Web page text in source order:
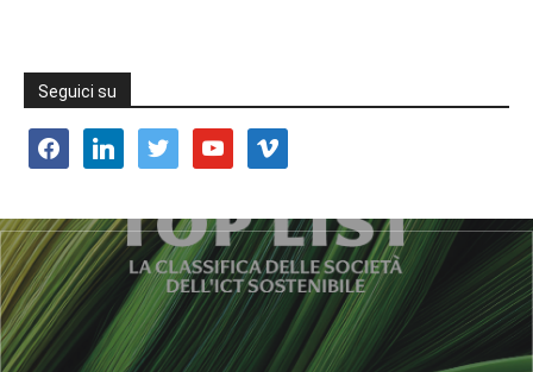
Seguici su
facebooklinkedin twitter youtube vimeo